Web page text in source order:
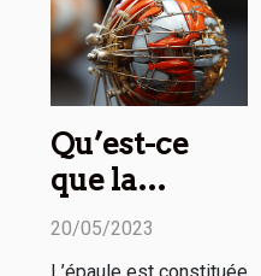
Qu’est-ce
que la
capsulite
20/05/2023
L’épaule est constituée